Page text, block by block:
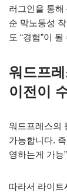
러그인을 통
순 막노동성
도 “경험”이
워드프
이전이
워드프레스의
가능합니다.
영하는게 가능
따라서 라이트